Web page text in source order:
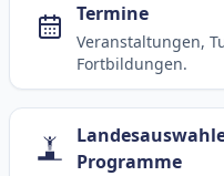
Termine
Veranstaltungen,
Fortbildungen.
Programme